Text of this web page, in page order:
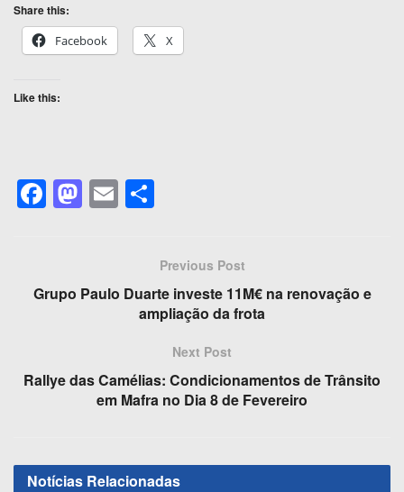
Share this:
Facebook
X
Like this:
F
a
e
b
o
k
M
a
o
d
n
E
m
ar
ePrevious Post
Grupo Paulo Duarte investe 11M€ na renovação e
ampliação da frota
Next Post
Rallye das Camélias: Condicionamentos de Trânsito
em Mafra no Dia 8 de Fevereiro
Notícias Relacionadas